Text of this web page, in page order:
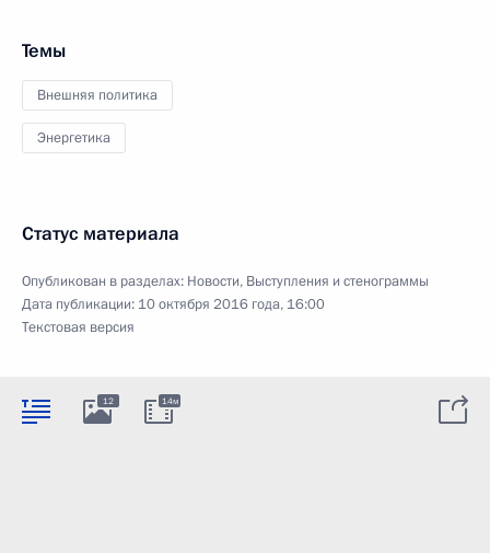
Темы
Внешняя политика
Энергетика
Статус материала
Опубликован в разделах: Новости, Выступления и стенограммы
Дата публикации: 10 октября 2016 года, 16:00
Текстовая версия
12 14м